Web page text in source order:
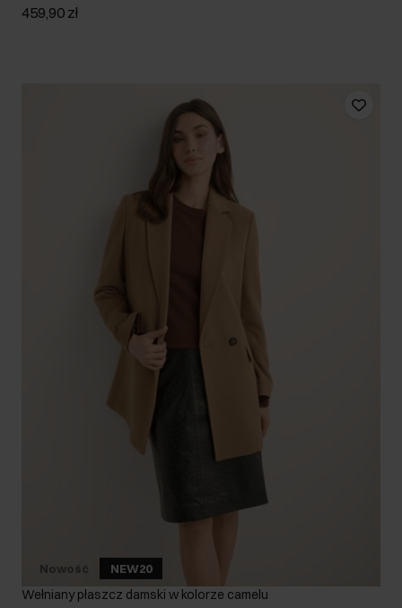
459,90 zł
Nowość NEW20
Wełniany płaszcz damski w kolorze camelu